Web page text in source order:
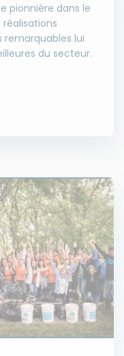
pionnière dans le
réalisations
remarquables lui
du secteur.